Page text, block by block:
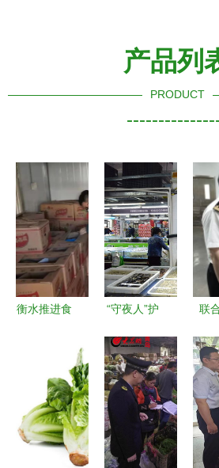
产品列
PRODUCT
衡水推进食
化建设，守
护市民“菜
篮子”安全
“守夜人”护
区市场监管
局开展五一
节前农贸市
场集中夜查
行动
联
市两
守流
进口
品